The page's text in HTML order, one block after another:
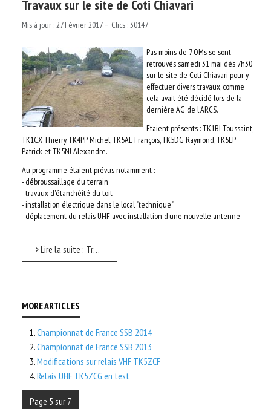
Travaux sur le site de Coti Chiavari
Mis à jour : 27 Février 2017 Clics : 30147
Pas moins de 7 OMs se sont
retrouvés samedi 31 mai dés 7h30
sur le site de Coti Chiavari pour y
effectuer divers travaux, comme
cela avait été décidé lors de la
dernière AG de l'ARCS.
Etaient présents : TK1BI Toussaint,
TK1CX Thierry, TK4PP Michel, TK5AE François, TK5DG Raymond, TK5EP
Patrick et TK5NJ Alexandre.
Au programme étaient prévus notamment :
- débroussaillage du terrain
- travaux d'étanchéité du toit
- installation électrique dans le local "technique"
- déplacement du relais UHF avec installation d'une nouvelle antenne
Lire la suite : Travaux sur le site de Coti Chiavari
Championnat de France SSB 2014
Championnat de France SSB 2013
Modifications sur relais VHF TK5ZCF
Relais UHF TK5ZCG en test
Page 5 sur 7